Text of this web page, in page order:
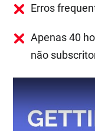
Erros
Apenas 40
não